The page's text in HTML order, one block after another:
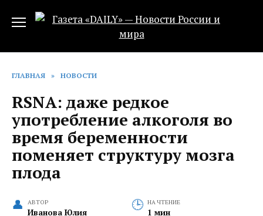
ГЛАВНАЯ » НОВОСТИ
RSNA: даже редкое
употребление алкоголя во
время беременности
поменяет структуру мозга
плода
АВТОР
Иванова Юлия
НА ЧТЕНИЕ
1 мин